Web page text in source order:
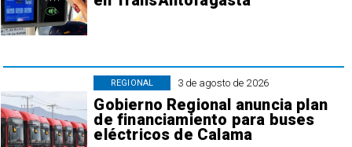
3 de agosto de 2026
Gobierno Regional anuncia plan
de financiamiento para buses
eléctricos de Calama
REGIONAL